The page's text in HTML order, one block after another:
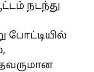
நடந்து
போட்டியில்